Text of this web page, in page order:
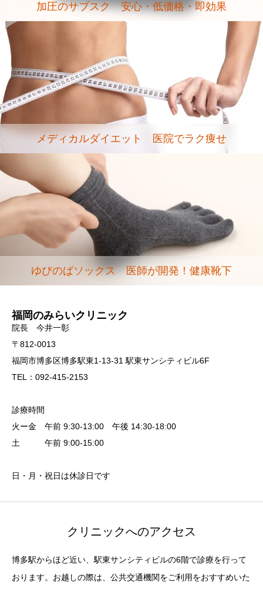
加圧のサブスク 安心・低価格・即効果
メディカルダイエット 医院でラク痩せ
ゆびのばソックス 医師が開発！健康靴下
福岡のみらいクリニック
院長 今井一彰
〒812-0013
福岡市博多区博多駅東1-13-31 駅東サンシティビル6F
TEL：092-415-2153
診療時間
火ー金 午前 9:30-13:00 午後 14:30-18:00
土 午前 9:00-15:00
日・月・祝日は休診日です
クリニックへのアクセス
博多駅からほど近い、駅東サンシティビルの6階で診療を行って
おります。お越しの際は、公共交通機関をご利用をおすすめいた